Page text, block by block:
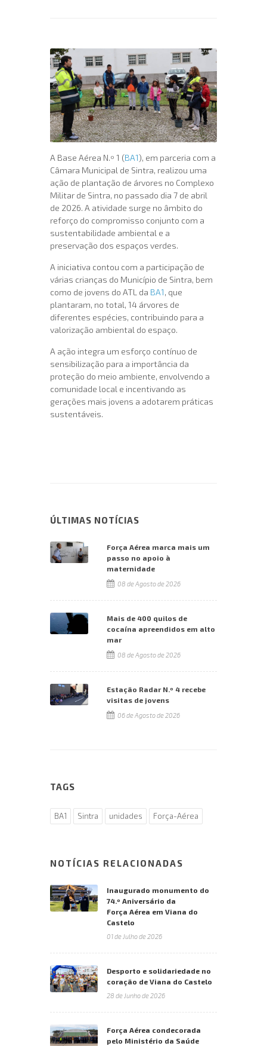
A Base Aérea N.º 1 (BA1), em parceria com a
Câmara Municipal de Sintra, realizou uma
ação de plantação de árvores no Complexo
Militar de Sintra, no passado dia 7 de abril
de 2026. A atividade surge no âmbito do
reforço do compromisso conjunto com a
sustentabilidade ambiental e a
preservação dos espaços verdes.
A iniciativa contou com a participação de
várias crianças do Município de Sintra, bem
como de jovens do ATL da BA1, que
plantaram, no total, 14 árvores de
diferentes espécies, contribuindo para a
valorização ambiental do espaço.
A ação integra um esforço contínuo de
sensibilização para a importância da
proteção do meio ambiente, envolvendo a
comunidade local e incentivando as
gerações mais jovens a adotarem práticas
sustentáveis.
ÚLTIMAS NOTÍCIAS
Força Aérea marca mais um
passo no apoio à
maternidade
08 de Agosto de 2026
Mais de 400 quilos de
cocaína apreendidos em alto
mar
08 de Agosto de 2026
Estação Radar N.º 4 recebe
visitas de jovens
06 de Agosto de 2026
TAGS
BA1 Sintra unidades Força-Aérea
NOTÍCIAS RELACIONADAS
Inaugurado monumento do
74.º Aniversário da
Força Aérea em Viana do
Castelo
01 de Julho de 2026
Desporto e solidariedade no
coração de Viana do Castelo
28 de Junho de 2026
Força Aérea condecorada
pelo Ministério da Saúde